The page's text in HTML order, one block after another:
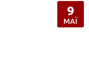
9
ΜΆΙ